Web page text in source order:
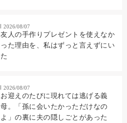
2026/08/07
友人の手作りプレゼントを使えなか
った理由を、私はずっと言えずにい
た
2026/08/07
お迎えのたびに現れては逃げる義
母。「孫に会いたかっただけなの
よ」の裏に夫の隠しごとがあった